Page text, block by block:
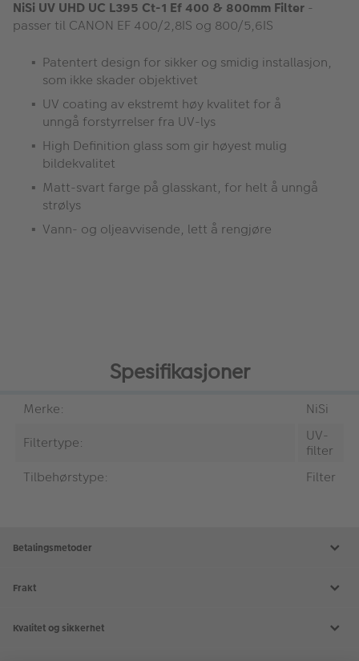
NiSi UV UHD UC L395 Ct-1 Ef 400 & 800mm Filter -
passer til CANON EF 400/2,8IS og 800/5,6IS
Patentert design for sikker og smidig installasjon,
som ikke skader objektivet
UV coating av ekstremt høy kvalitet for å
unngå forstyrrelser fra UV-lys
High Definition glass som gir høyest mulig
bildekvalitet
Matt-svart farge på glasskant, for helt å unngå
strølys
Vann- og oljeavvisende, lett å rengjøre
Spesifikasjoner
Merke:
NiSi
Filtertype:
UV-
filter
Tilbehørstype:
Filter
Betalingsmetoder
Frakt
Kvalitet og sikkerhet